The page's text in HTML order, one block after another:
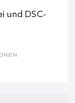
und DSC-